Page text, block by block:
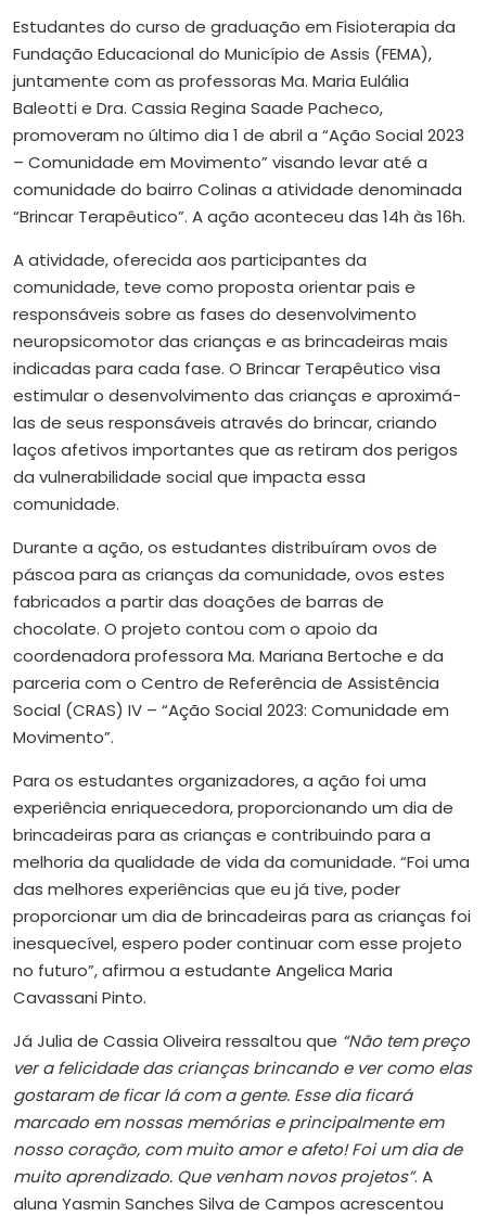
Estudantes do curso de graduação em Fisioterapia da
Fundação Educacional do Município de Assis (FEMA),
juntamente com as professoras Ma. Maria Eulália
Baleotti e Dra. Cassia Regina Saade Pacheco,
promoveram no último dia 1 de abril a “Ação Social 2023
– Comunidade em Movimento” visando levar até a
comunidade do bairro Colinas a atividade denominada
“Brincar Terapêutico”. A ação aconteceu das 14h às 16h.
A atividade, oferecida aos participantes da
comunidade, teve como proposta orientar pais e
responsáveis sobre as fases do desenvolvimento
neuropsicomotor das crianças e as brincadeiras mais
indicadas para cada fase. O Brincar Terapêutico visa
estimular o desenvolvimento das crianças e aproximá-
las de seus responsáveis através do brincar, criando
laços afetivos importantes que as retiram dos perigos
da vulnerabilidade social que impacta essa
comunidade.
Durante a ação, os estudantes distribuíram ovos de
páscoa para as crianças da comunidade, ovos estes
fabricados a partir das doações de barras de
chocolate. O projeto contou com o apoio da
coordenadora professora Ma. Mariana Bertoche e da
parceria com o Centro de Referência de Assistência
Social (CRAS) IV – “Ação Social 2023: Comunidade em
Movimento”.
Para os estudantes organizadores, a ação foi uma
experiência enriquecedora, proporcionando um dia de
brincadeiras para as crianças e contribuindo para a
melhoria da qualidade de vida da comunidade. “Foi uma
das melhores experiências que eu já tive, poder
proporcionar um dia de brincadeiras para as crianças foi
inesquecível, espero poder continuar com esse projeto
no futuro”, afirmou a estudante Angelica Maria
Cavassani Pinto.
Já Julia de Cassia Oliveira ressaltou que “Não tem preço
ver a felicidade das crianças brincando e ver como elas
gostaram de ficar lá com a gente. Esse dia ficará
marcado em nossas memórias e principalmente em
nosso coração, com muito amor e afeto! Foi um dia de
muito aprendizado. Que venham novos projetos”. A
aluna Yasmin Sanches Silva de Campos acrescentou